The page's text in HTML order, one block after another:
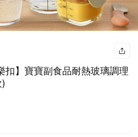
扣】寶寶副食品耐熱玻璃調理